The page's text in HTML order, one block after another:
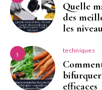
Quelle
des
les
5 techniques
bifurquer
efficaces